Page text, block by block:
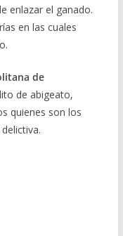
enlazar el ganado.
en las cuales
de
de abigeato,
quienes son los